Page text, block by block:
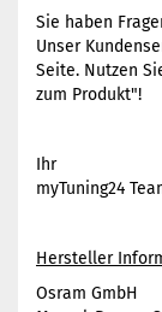
Sie haben
Unser
Seite. Nutzen
zum Produkt"!
Ihr
myTuning24
Hersteller
Osram GmbH